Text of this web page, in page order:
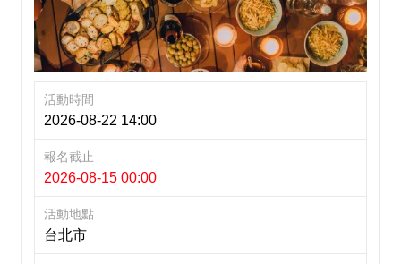
活動時間
2026-08-22 14:00
報名截止
2026-08-15 00:00
活動地點
台北市